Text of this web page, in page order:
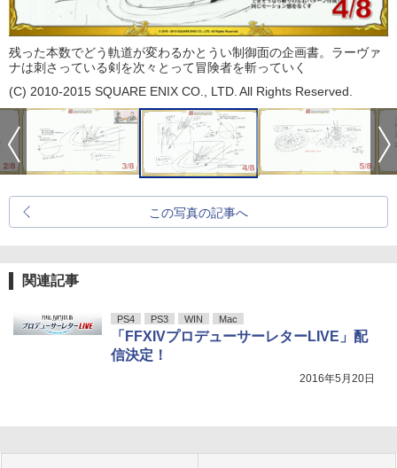
残った本数でどう軌道が変わるかとうい制御面の企画書。ラーヴァ
ナは刺さっている剣を次々とって冒険者を斬っていく
(C) 2010-2015 SQUARE ENIX CO., LTD. All Rights Reserved.
この写真の記事へ
関連記事
PS4 PS3 WIN Mac
「FFXIVプロデューサーレターLIVE」配
信決定！
2016年5月20日